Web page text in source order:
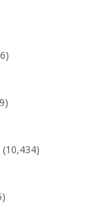
(10,434)